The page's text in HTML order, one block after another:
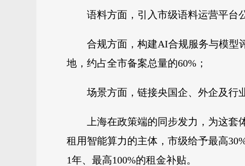
语料方面，引入市级语料运营平台
合规方面，构建AI合规服务与模型
地，约占全市备案总量的60%；
场景方面，链接央国企、外企及行
上海在政策端的同步发力，为这
租用智能算力的主体，市级给予最高
1年、最高100%的租金补贴。